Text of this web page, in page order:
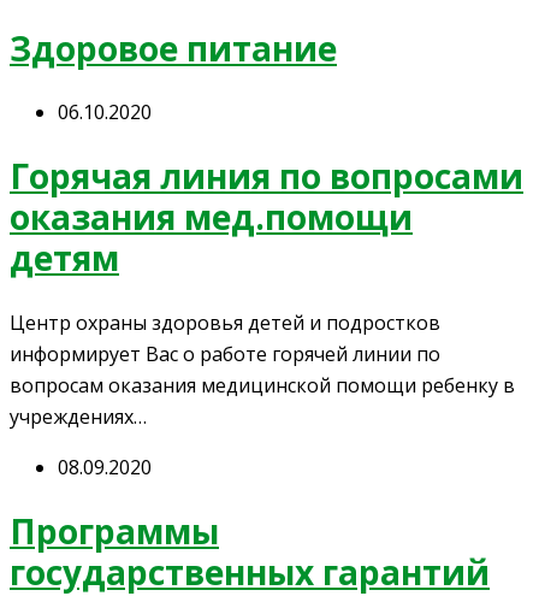
Здоровое питание
06.10.2020
Горячая линия по вопросами
оказания мед.помощи
детям
Центр охраны здоровья детей и подростков
информирует Вас о работе горячей линии по
вопросам оказания медицинской помощи ребенку в
учреждениях…
08.09.2020
Программы
государственных гарантий